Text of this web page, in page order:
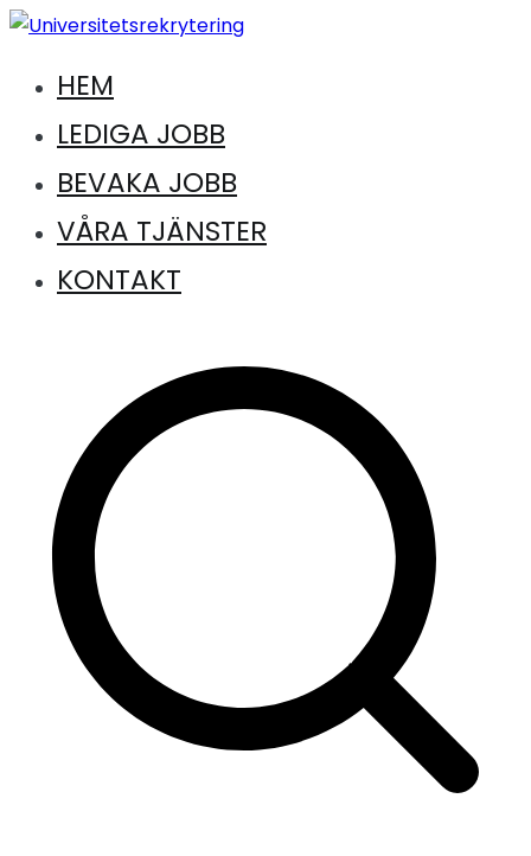
Hoppa
innehåll
Universitetsrekrytering
Jobb inom universitet och högskola
HEM
LEDIGA JOBB
BEVAKA JOBB
VÅRA TJÄNSTER
KONTAKT